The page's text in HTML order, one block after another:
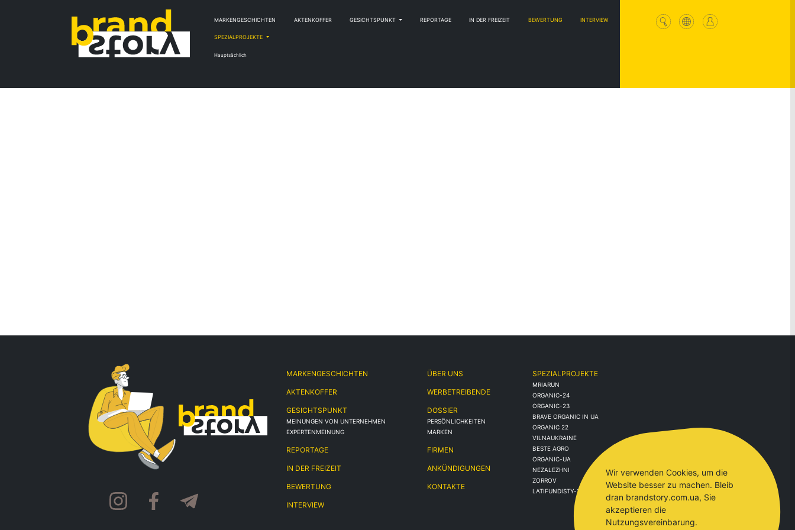
MARKENGESCHICHTEN AKTENKOFFER GESICHTSPUNKT REPORTAGE IN DER FREIZEIT BEWERTUNG INTERVIEW
SPEZIALPROJEKTE
Hauptsächlich
MARKENGESCHICHTEN
AKTENKOFFER
GESICHTSPUNKT
MEINUNGEN VON UNTERNEHMEN
EXPERTENMEINUNG
REPORTAGE
IN DER FREIZEIT
BEWERTUNG
INTERVIEW
SPEZIALPROJEKTE
MRIARUN
ORGANIC-24
ORGANIC-23
BRAVE ORGANIC IN UA
ORGANIC 22
VILNAUKRAINE
BESTE AGRO
ORGANIC-UA
NEZALEZHNI
ZORROV
LATIFUNDISTY-2021
ÜBER UNS
WERBETREIBENDE
DOSSIER
PERSÖNLICHKEITEN
MARKEN
FIRMEN
ANKÜNDIGUNGEN
KONTAKTE
Wir verwenden Cookies, um die
Website besser zu machen. Bleib
dran brandstory.com.ua, Sie
akzeptieren die
Nutzungsvereinbarung.